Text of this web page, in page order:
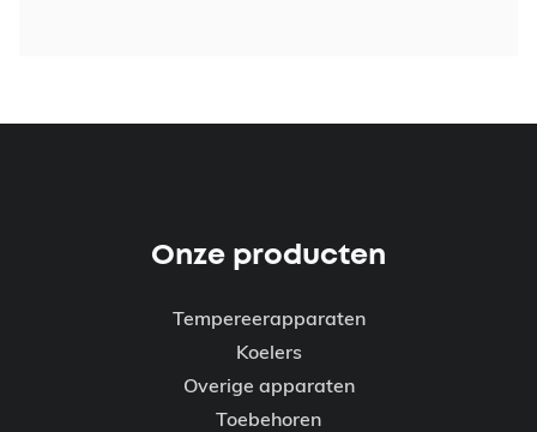
Onze producten
Tempereerapparaten
Koelers
Overige apparaten
Toebehoren